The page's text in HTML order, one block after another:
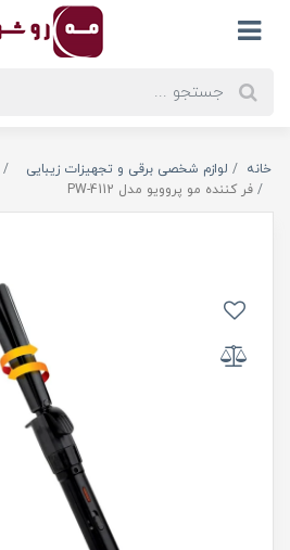
خانه لوازم شخصی برقی و تجهیزات زیبایی
فر کننده مو پروویو مدل PW-4112